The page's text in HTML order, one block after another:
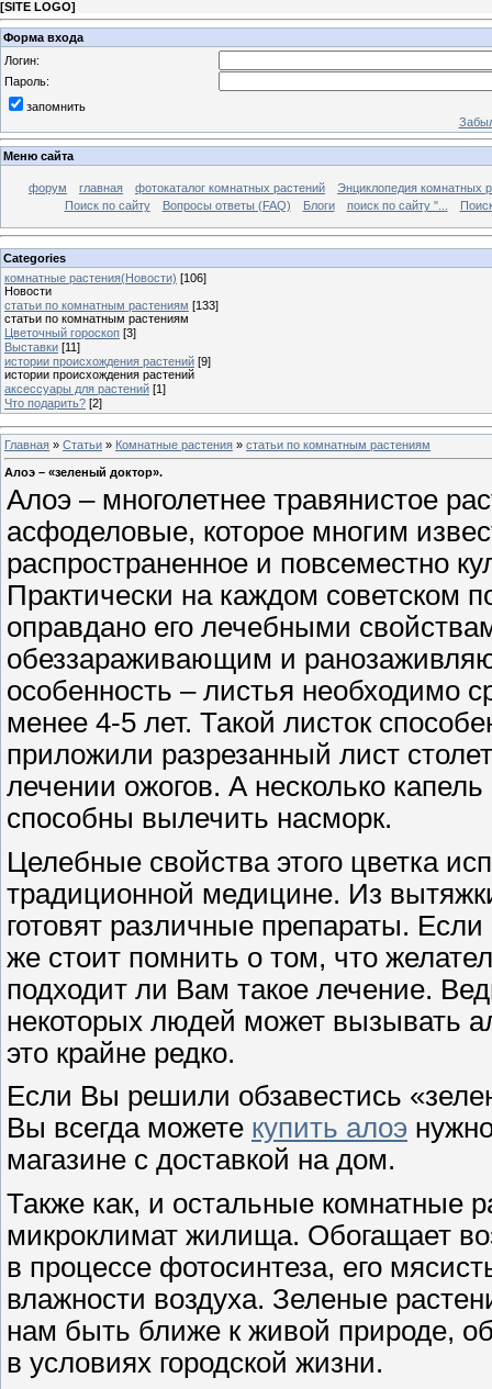
[SITE LOGO]
Форма входа
Логин:
Пароль:
запомнить
Меню сайта
форум главная фотокаталог комнатных растений
Энциклопедия комнатных
Поиск по сайту
Вопросы ответы (FAQ) Блоги поиск по сайту "...
Categories
комнатные растения(Новости) [106]
Новости
статьи по комнатным растениям [133]
статьи по комнатным растениям
Цветочный гороскоп [3]
Выставки [11]
истории происхождения растений [9]
истории происхождения растений
аксессуары для растений [1]
Что подарить? [2]
Главная » Статьи » Комнатные растения » статьи по комнатным растениям
Алоэ – «зеленый доктор».
Алоэ – многолетнее травянистое
асфоделовые, которое многим
распространенное и повсеместно
Практически на каждом советском
оправдано его лечебными
обеззараживающим и
особенность – листья необходимо
менее 4-5 лет. Такой листок
приложили разрезанный лист
лечении ожогов. А несколько
способны вылечить насморк.
Целебные свойства этого цветка
традиционной медицине. Из
готовят различные препараты.
же стоит помнить о том, что
подходит ли Вам такое лечение.
некоторых людей может вызывать
это крайне редко.
Если Вы решили обзавестись
Вы всегда можете купить алоэ
магазине с доставкой на дом.
Также как, и остальные комнатные
микроклимат жилища. Обогащает
в процессе фотосинтеза, его
влажности воздуха. Зеленые
нам быть ближе к живой природе,
в условиях городской жизни.